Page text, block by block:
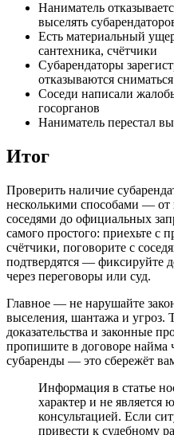
Наниматель
выселять
Есть материальный
сантехника, счётчики
Субарендаторы
отказываются сниматься
Соседи написали
госорганов
Наниматель перестал
Итог
Проверить наличие
несколькими способами — от
соседями до официальных
самого простого: приехьте с
счётчики, поговорите с
подтвердятся — фиксируйте
через переговоры или суд.
Главное — не нарушайте
выселения, шантажа и угроз.
доказательства и законные
пропишите в договоре найма
субаренды — это сбережёт
Информация в статье
характер и не является
консультацией. Если
привести к судебному